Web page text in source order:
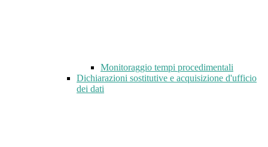
Monitoraggio tempi procedimentali
Dichiarazioni sostitutive e acquisizione d'ufficio
dei dati